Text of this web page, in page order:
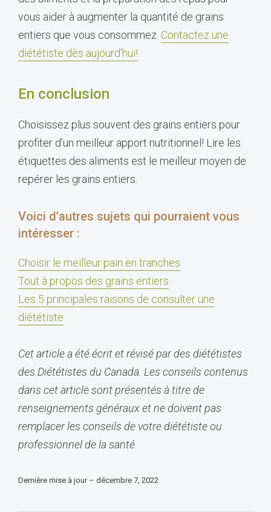
vous aider à augmenter la quantité de grains
entiers que vous consommez. Contactez une
diététiste dès aujourd’hui!
En conclusion
Choisissez plus souvent des grains entiers pour
profiter d’un meilleur apport nutritionnel! Lire les
étiquettes des aliments est le meilleur moyen de
repérer les grains entiers.
Voici d’autres sujets qui pourraient vous
intéresser :
Choisir le meilleur pain en tranches
Tout à propos des grains entiers
Les 5 principales raisons de consulter une
diététiste
Cet article a été écrit et révisé par des diététistes
des Diététistes du Canada. Les conseils contenus
dans cet article sont présentés à titre de
renseignements généraux et ne doivent pas
remplacer les conseils de votre diététiste ou
professionnel de la santé.
Dernière mise à jour – décembre 7, 2022